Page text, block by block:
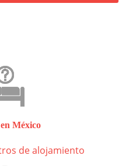
México
de alojamiento